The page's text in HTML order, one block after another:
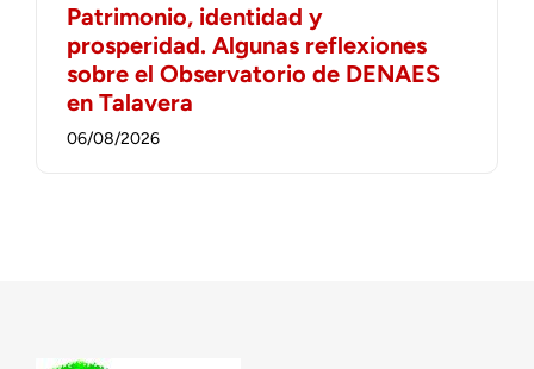
Patrimonio, identidad y
prosperidad. Algunas reflexiones
sobre el Observatorio de DENAES
en Talavera
06/08/2026